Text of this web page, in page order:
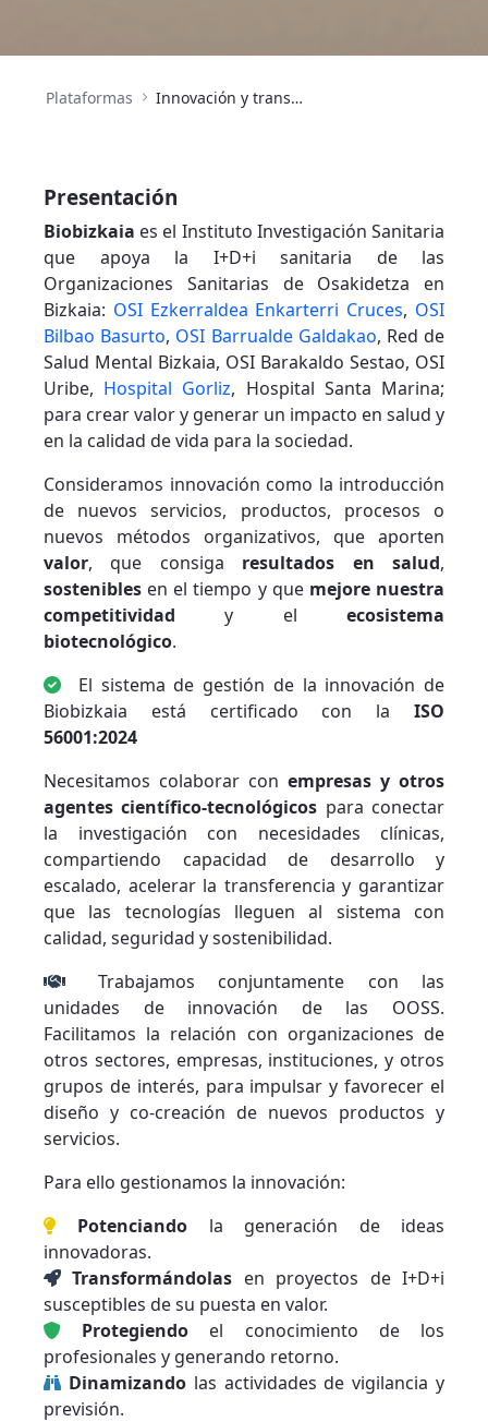
Plataformas Innovación y transferencia
Presentación
Biobizkaia es el Instituto Investigación Sanitaria
que apoya la I+D+i sanitaria de las
Organizaciones Sanitarias de Osakidetza en
Bizkaia: OSI Ezkerraldea Enkarterri Cruces, OSI
Bilbao Basurto, OSI Barrualde Galdakao, Red de
Salud Mental Bizkaia, OSI Barakaldo Sestao, OSI
Uribe, Hospital Gorliz, Hospital Santa Marina;
para crear valor y generar un impacto en salud y
en la calidad de vida para la sociedad.
Consideramos innovación como la introducción
de nuevos servicios, productos, procesos o
nuevos métodos organizativos, que aporten
valor, que consiga resultados en salud,
sostenibles en el tiempo y que mejore nuestra
competitividad y el ecosistema
biotecnológico.
El sistema de gestión de la innovación de
Biobizkaia está certificado con la ISO
56001:2024
Necesitamos colaborar con empresas y otros
agentes científico-tecnológicos para conectar
la investigación con necesidades clínicas,
compartiendo capacidad de desarrollo y
escalado, acelerar la transferencia y garantizar
que las tecnologías lleguen al sistema con
calidad, seguridad y sostenibilidad.
Trabajamos conjuntamente con las
unidades de innovación de las OOSS.
Facilitamos la relación con organizaciones de
otros sectores, empresas, instituciones, y otros
grupos de interés, para impulsar y favorecer el
diseño y co-creación de nuevos productos y
servicios.
Para ello gestionamos la innovación:
Potenciando la generación de ideas
innovadoras.
Transformándolas en proyectos de I+D+i
susceptibles de su puesta en valor.
Protegiendo el conocimiento de los
profesionales y generando retorno.
Dinamizandolas actividades de vigilancia y
previsión.